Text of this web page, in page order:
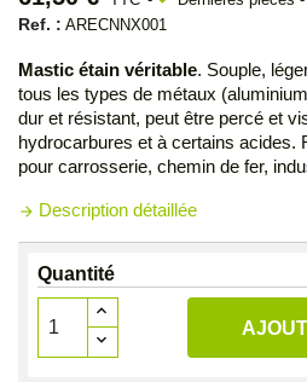
Ref. : ARECNNX001
Mastic étain véritable. Souple,
tous les types de métaux
dur et résistant, peut être percé et
hydrocarbures et à certains acides.
pour carrosserie, chemin de fer,
arrow_forward Description détaillée
Quantité